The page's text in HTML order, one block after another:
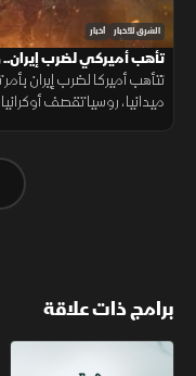
الشرق للأخبار أخبار
تأهب أميركي لضرب
تتأهب أميركا لضرب إيران
برامج ذات علاقة
مع الشرق الأوسط